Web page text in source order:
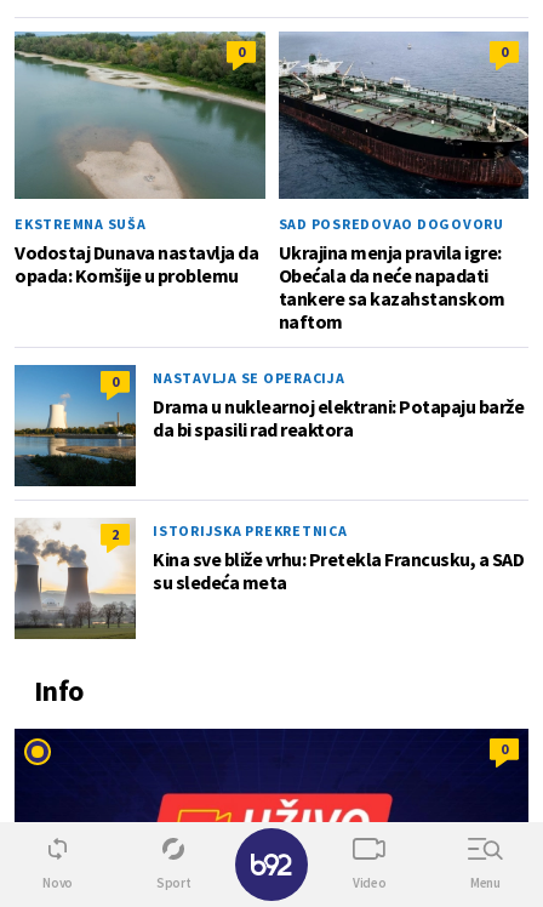
0
EKSTREMNA SUŠA
Vodostaj Dunava nastavlja da
opada: Komšije u problemu
0
SAD POSREDOVAO DOGOVORU
Ukrajina menja pravila igre:
Obećala da neće napadati
tankere sa kazahstanskom
naftom
0 NASTAVLJA SE OPERACIJA
Drama u nuklearnoj elektrani: Potapaju barže
da bi spasili rad reaktora
2 ISTORIJSKA PREKRETNICA
Kina sve bliže vrhu: Pretekla Francusku, a SAD
su sledeća meta
Info
0
Novo Sport Video Menu
✕